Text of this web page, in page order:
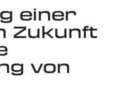
einer
Zukunft
von